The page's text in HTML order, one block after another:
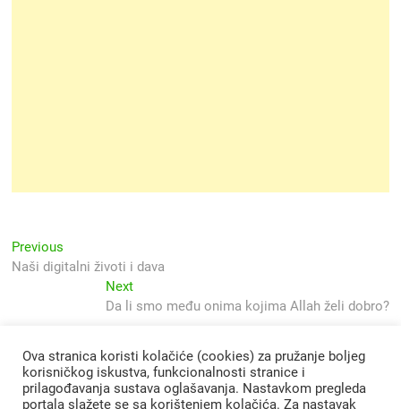
Navigacija
objava
Previous
post:
Naši digitalni životi i dava
NextNext
post:
Da li smo među onima kojima Allah želi dobro?
Ova stranica koristi kolačiće (cookies) za pružanje boljeg
korisničkog iskustva, funkcionalnosti stranice i
prilagođavanja sustava oglašavanja. Nastavkom pregleda
portala slažete se sa korištenjem kolačića. Za nastavak